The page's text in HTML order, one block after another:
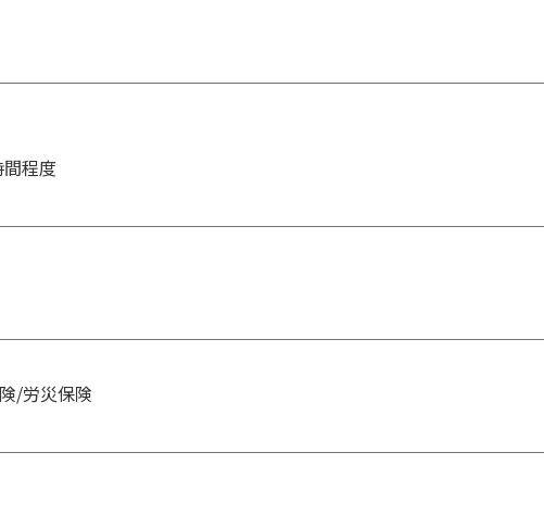
程度
/労災保険